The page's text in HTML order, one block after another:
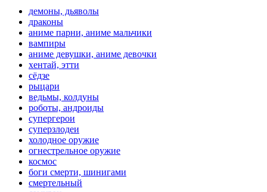
демоны, дьяволы
драконы
аниме парни, аниме мальчики
вампиры
аниме девушки, аниме девочки
хентай, этти
сёдзе
рыцари
ведьмы, колдуны
роботы, андроиды
супергерои
суперзлодеи
холодное оружие
огнестрельное оружие
космос
боги смерти, шинигами
смертельный